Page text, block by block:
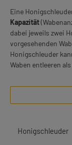
Eine
Kapazität
dabei jeweils zwei
vorgesehenden
Honigschleuder
Waben entleeren
Honigschleuder